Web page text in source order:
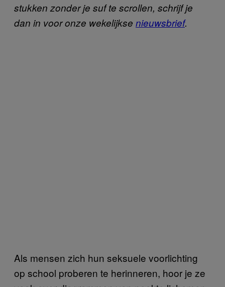
stukken zonder je suf te scrollen, schrijf je
dan in voor onze wekelijkse nieuwsbrief.
Als mensen zich hun seksuele voorlichting
op school proberen te herinneren, hoor je ze